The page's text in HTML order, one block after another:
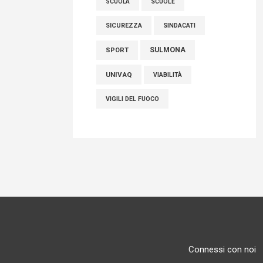
SCUOLA
SICUREZZA SINDACATI
SPORT SULMONA
UNIVAQ VIABILITÀ
VIGILI DEL FUOCO
Connessi con noi